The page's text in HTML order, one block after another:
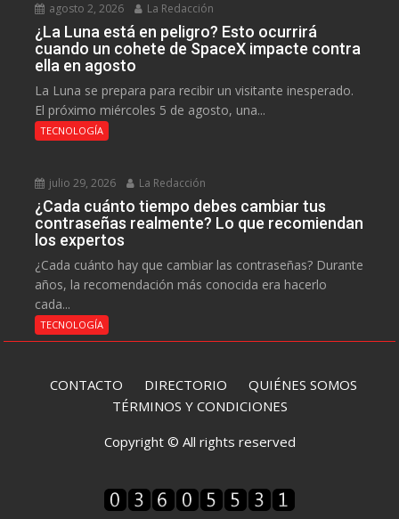
agosto 2, 2026 La Redacción
¿La Luna está en peligro? Esto ocurrirá
cuando un cohete de SpaceX impacte contra
ella en agosto
La Luna se prepara para recibir un visitante inesperado.
El próximo miércoles 5 de agosto, una...
TECNOLOGÍA
julio 29, 2026 La Redacción
¿Cada cuánto tiempo debes cambiar tus
contraseñas realmente? Lo que recomiendan
los expertos
¿Cada cuánto hay que cambiar las contraseñas? Durante
años, la recomendación más conocida era hacerlo
cada...
TECNOLOGÍA
CONTACTO DIRECTORIO QUIÉNES SOMOS
TÉRMINOS Y CONDICIONES
Copyright © All rights reserved